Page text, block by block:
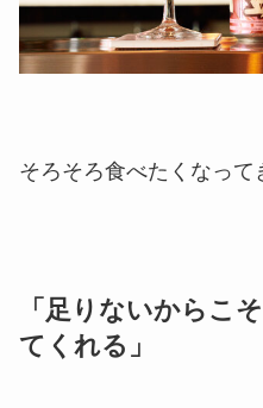
そろそろ食べたくなっ
「足りないからこ
てくれる」